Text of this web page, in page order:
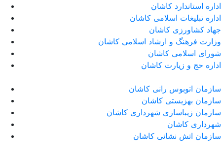
اداره استاندارد كاشان
اداره تبلیغات اسلامی کاشان
جهاد کشاورزی کاشان
وزارت فرهنگ و ارشاد اسلامی کاشان
شورای اسلامی کاشان
اداره حج و زیارت کاشان
سازمان اتوبوس رانی کاشان
سازمان بهزیستی کاشان
سازمان زیباسازی شهرداری کاشان
شهرداری کاشان
سازمان اتش نشانی کاشان